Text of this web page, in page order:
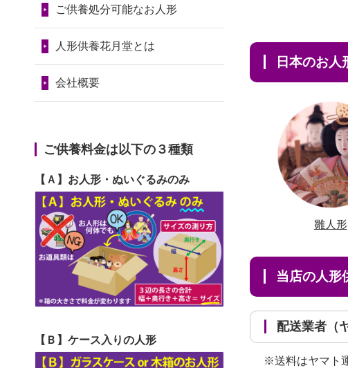
日本のお
雛人形
当店の人
配送業者
※送料はヤマト
2026/07/29 12:23
2026/06/30 長年大事にしてき
た雛人形です、供養していた
2026/06/29
一緒にお雛様を出しました。
お...
2026/06/28きちんと供養して
いただけると思ったので、お
ぐるみを供養いただいたこと
が...
人形以外はどうしてるのです
か？
人形はどうなるのでしょう
か？
しても良いですか？
令和7年2月28日(金)
第75回人形供養祭
令和7年1月17日(金)
第73回人形供養祭
第72回人形供養祭
令和6年9月9日(月)
第71回人形供養祭
令和6年8月1日(木)
第70回人形供養祭
第69回人形供養祭
ご供養処分可能なお人形
人形供養花月堂とは
会社概要
ご供養料金は以下の３種類
【Ａ】お人形・ぬいぐるみのみ
【Ｂ】ケース入りの人形